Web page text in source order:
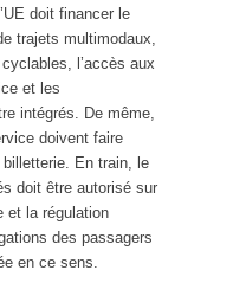
doit financer le
trajets multimodaux,
l’accès aux
et les
intégrés. De même,
doivent faire
En train, le
doit être autorisé sur
et la régulation
des passagers
en ce sens.